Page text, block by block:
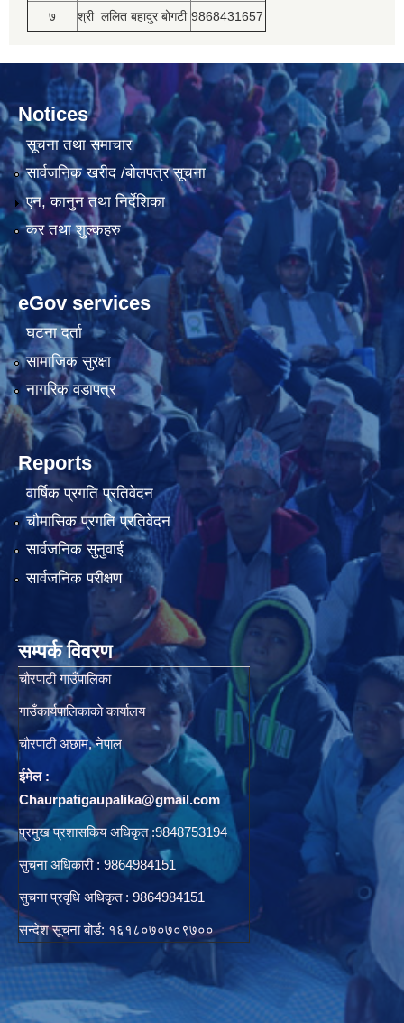
७ श्री ललित बहादुर बोगटी 9868431657
Notices
सूचना तथा समाचार
सार्वजनिक खरीद /बोलपत्र सूचना
एन, कानुन तथा निर्देशिका
कर तथा शुल्कहरु
eGov services
घटना दर्ता
सामाजिक सुरक्षा
नागरिक वडापत्र
Reports
वार्षिक प्रगति प्रतिवेदन
चौमासिक प्रगति प्रतिवेदन
सार्वजनिक सुनुवाई
सार्वजनिक परीक्षण
सम्पर्क विवरण
चाैरपाटी गाउँपालिका
गाउँकार्यपालिकाकाे कार्यालय
चाैरपाटी अछाम, नेपाल
ईमेल :
Chaurpatigaupalika@gmail.com
प्रमुख प्रशासकिय अधिकृत :9848753194
सुचना अधिकारी : 9864984151
सुचना प्रवृधि अधिकृत : 9864984151
सन्देश सूचना बोर्ड: १६१८०७०७०९७००